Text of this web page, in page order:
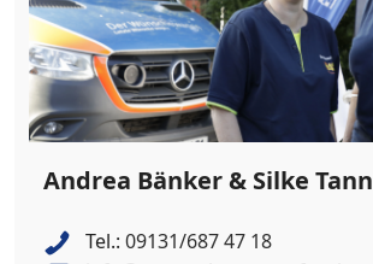
Andrea Bänker & Silke
Tel.: 09131/687 47 18